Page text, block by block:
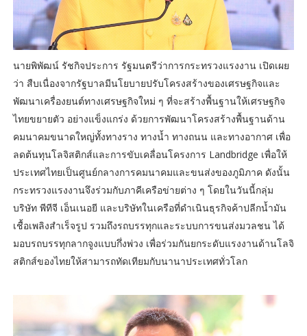
นายพิพัฒน์ รัชกิจประการ รัฐมนตรีว่าการกระทรวงแรงงาน เปิดเผย
ว่า สืบเนื่องจากรัฐบาลมีนโยบายปรับโครงสร้างของเศรษฐกิจและ
พัฒนาเครื่องยนต์ทางเศรษฐกิจใหม่ ๆ ที่จะสร้างพื้นฐานให้เศรษฐกิจ
ไทยขยายตัว อย่างแข็งแกร่ง ด้วยการพัฒนาโครงสร้างพื้นฐานด้าน
คมนาคมขนาดใหญ่ทั้งทางราง ทางน้ำ ทางถนน และทางอากาศ เพื่อ
ลดต้นทุนโลจิสติกส์และการขับเคลื่อนโครงการ Landbridge เพื่อให้
ประเทศไทยเป็นศูนย์กลางการคมนาคมและขนส่งของภูมิภาค ดังนั้น
กระทรวงแรงงานจึงร่วมกับภาคีเครือข่ายต่าง ๆ โดยในวันนี้กลุ่ม
บริษัท พีทีจี เอ็นเนอยี และบริษัทในเครือที่ดำเนินธุรกิจค้าปลีกน้ำมัน
เชื้อเพลิงสำเร็จรูป รวมถึงรถบรรทุกและระบบการขนส่งมวลชน ได้
มอบรถบรรทุกลากจูงแบบกึ่งพ่วง เพื่อร่วมกันยกระดับแรงงานด้านโลจิ
สติกส์ของไทยให้สามารถทัดเทียมกับนานาประเทศทั่วโลก